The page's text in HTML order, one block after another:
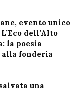
evento unico
dell’Alto
la poesia
alla fonderia
una